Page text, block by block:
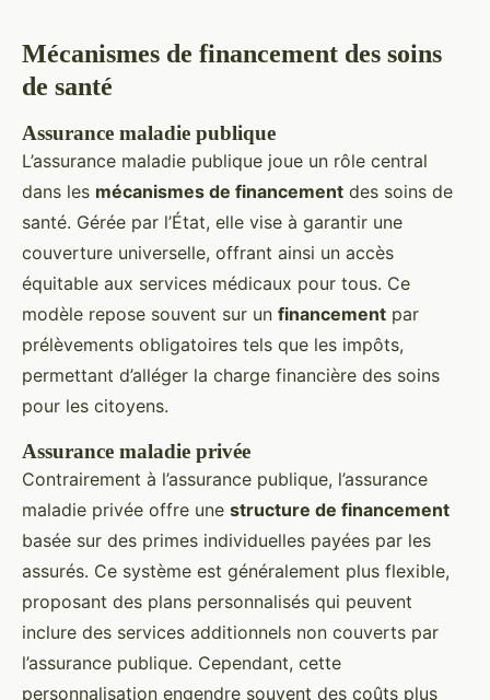
Mécanismes de financement des soins
de santé
Assurance maladie publique
L’assurance maladie publique joue un rôle central
dans les mécanismes de financement des soins de
santé. Gérée par l’État, elle vise à garantir une
couverture universelle, offrant ainsi un accès
équitable aux services médicaux pour tous. Ce
modèle repose souvent sur un financement par
prélèvements obligatoires tels que les impôts,
permettant d’alléger la charge financière des soins
pour les citoyens.
Assurance maladie privée
Contrairement à l’assurance publique, l’assurance
maladie privée offre une structure de financement
basée sur des primes individuelles payées par les
assurés. Ce système est généralement plus flexible,
proposant des plans personnalisés qui peuvent
inclure des services additionnels non couverts par
l’assurance publique. Cependant, cette
personnalisation engendre souvent des coûts plus